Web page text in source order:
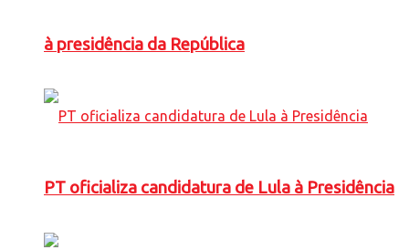
à presidência da República
PT oficializa candidatura de Lula à Presidência